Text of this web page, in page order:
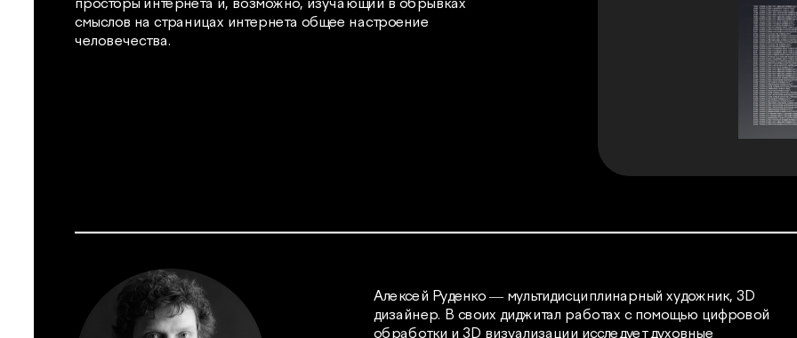
просторы интернета и, возможно, изучающий в обрывках
смыслов на страницах интернета общее настроение
человечества.
Алексей Руденко — мультидисциплинарный художник, 3D
дизайнер. В своих диджитал работах с помощью цифровой
обработки и 3D визуализации исследует духовные